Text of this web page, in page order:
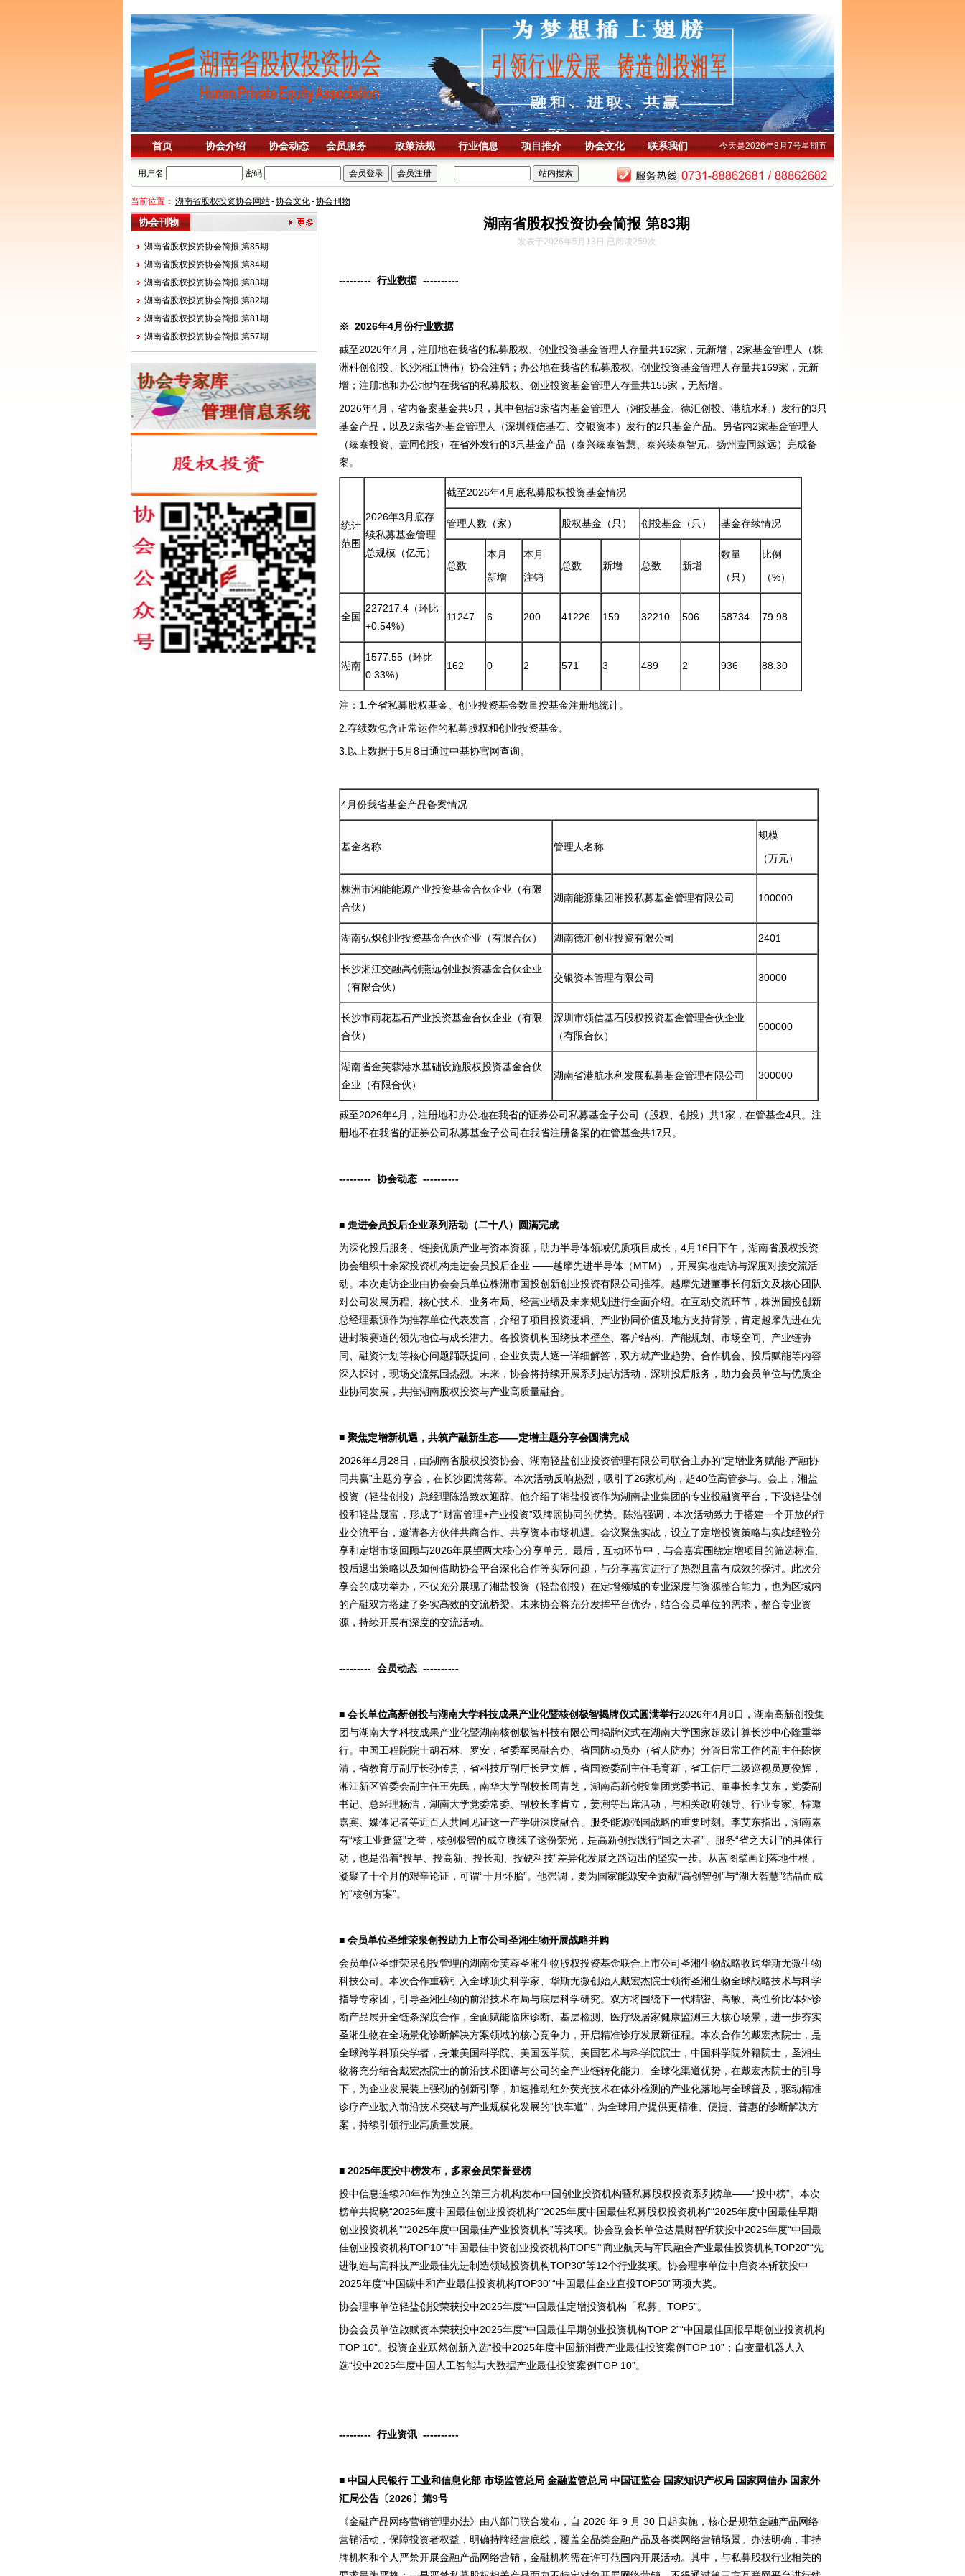
首页 协会介绍 协会动态 会员服务 政策法规 行业信息 项目推介 协会文化 联系我们 今天是2026年8月7号星期五
用户名 密码
当前位置： 湖南省股权投资协会网站-协会文化-协会刊物
协会刊物
湖南省股权投资协会简报 第85期
湖南省股权投资协会简报 第84期
湖南省股权投资协会简报 第83期
湖南省股权投资协会简报 第82期
湖南省股权投资协会简报 第81期
湖南省股权投资协会简报 第57期
湖南省股权投资协会简报 第83期
发表于2026年5月13日 已阅读259次
--------- 行业数据----------
※ 2026年4月份行业数据
截至2026年4月，注册地在我省的私募股权、创业投资基金管理人存量共162家，无新增，2家基金管理人（株
洲科创创投、长沙湘江博伟）协会注销；办公地在我省的私募股权、创业投资基金管理人存量共169家，无新
增；注册地和办公地均在我省的私募股权、创业投资基金管理人存量共155家，无新增。
2026年4月，省内备案基金共5只，其中包括3家省内基金管理人（湘投基金、德汇创投、港航水利）发行的3只
基金产品，以及2家省外基金管理人（深圳领信基石、交银资本）发行的2只基金产品。另省内2家基金管理人
（臻泰投资、壹同创投）在省外发行的3只基金产品（泰兴臻泰智慧、泰兴臻泰智元、扬州壹同致远）完成备
案。
统计
范围
2026年3月底存
续私募基金管理
总规模（亿元）
截至2026年4月底私募股权投资基金情况
管理人数（家） 股权基金（只） 创投基金（只） 基金存续情况
总数
本月
新增
本月
注销
总数 新增 总数 新增
数量
（只）
比例
（%）
全国
227217.4（环比
+0.54%）
11247 6 200 41226 159 32210 506 58734 79.98
湖南
1577.55（环比
0.33%）
162 0 2 571 3 489 2 936 88.30
注：1.全省私募股权基金、创业投资基金数量按基金注册地统计。
2.存续数包含正常运作的私募股权和创业投资基金。
3.以上数据于5月8日通过中基协官网查询。
4月份我省基金产品备案情况
基金名称 管理人名称
规模
（万元）
株洲市湘能能源产业投资基金合伙企业（有限
合伙）
湖南能源集团湘投私募基金管理有限公司 100000
湖南弘炽创业投资基金合伙企业（有限合伙） 湖南德汇创业投资有限公司 2401
长沙湘江交融高创燕远创业投资基金合伙企业
（有限合伙）
交银资本管理有限公司 30000
长沙市雨花基石产业投资基金合伙企业（有限
合伙）
深圳市领信基石股权投资基金管理合伙企业
（有限合伙）
500000
湖南省金芙蓉港水基础设施股权投资基金合伙
企业（有限合伙）
湖南省港航水利发展私募基金管理有限公司 300000
截至2026年4月，注册地和办公地在我省的证券公司私募基金子公司（股权、创投）共1家，在管基金4只。注
册地不在我省的证券公司私募基金子公司在我省注册备案的在管基金共17只。
--------- 协会动态 ----------
■ 走进会员投后企业系列活动（二十八）
圆满完成
为深化投后服务、链接优质产业与资本资源，助力半导体领域优质项目成长，4月16日下午，湖南省股权投资
协会组织十余家投资机构走进会员投后企业 ——越摩先进半导体（MTM），开展实地走访与深度对接交流活
动。本次走访企业由协会会员单位株洲市国投创新创业投资有限公司推荐。越摩先进董事长何新文及核心团队
对公司发展历程、核心技术、业务布局、经营业绩及未来规划进行全面介绍。在互动交流环节，株洲国投创新
总经理綦源作为推荐单位代表发言，介绍了项目投资逻辑、产业协同价值及地方支持背景，肯定越摩先进在先
进封装赛道的领先地位与成长潜力。各投资机构围绕技术壁垒、客户结构、产能规划、市场空间、产业链协
同、融资计划等核心问题踊跃提问，企业负责人逐一详细解答，双方就产业趋势、合作机会、投后赋能等内容
深入探讨，现场交流氛围热烈。未来，协会将持续开展系列走访活动，深耕投后服务，助力会员单位与优质企
业协同发展，共推湖南股权投资与产业高质量融合。
■ 聚焦定增新机遇，共筑产融新生态——定增主题分享会圆满完成
2026年4月28日，由湖南省股权投资协会、湖南轻盐创业投资管理有限公司联合主办的“定增业务赋能·产融协
同共赢”主题分享会，在长沙圆满落幕。本次活动反响热烈，吸引了26家机构，超40位高管参与。会上，湘盐
投资（轻盐创投）总经理陈浩致欢迎辞。他介绍了湘盐投资作为湖南盐业集团的专业投融资平台，下设轻盐创
投和轻盐晟富，形成了“财富管理+产业投资”双牌照协同的优势。陈浩强调，本次活动致力于搭建一个开放的行
业交流平台，邀请各方伙伴共商合作、共享资本市场机遇。会议聚焦实战，设立了定增投资策略与实战经验分
享和定增市场回顾与2026年展望两大核心分享单元。最后，互动环节中，与会嘉宾围绕定增项目的筛选标准、
投后退出策略以及如何借助协会平台深化合作等实际问题，与分享嘉宾进行了热烈且富有成效的探讨。此次分
享会的成功举办，不仅充分展现了湘盐投资（轻盐创投）在定增领域的专业深度与资源整合能力，也为区域内
的产融双方搭建了务实高效的交流桥梁。未来协会将充分发挥平台优势，结合会员单位的需求，整合专业资
源，持续开展有深度的交流活动。
--------- 会员动态 ----------
■ 会长单位高新创投与湖南大学科技成果产业化暨核创极智揭牌仪式圆满举行2026年4月8日，湖南高新创投集
团与湖南大学科技成果产业化暨湖南核创极智科技有限公司揭牌仪式在湖南大学国家超级计算长沙中心隆重举
行。中国工程院院士胡石林、罗安，省委军民融合办、省国防动员办（省人防办）分管日常工作的副主任陈恢
清，省教育厅副厅长孙传贵，省科技厅副厅长尹文辉，省国资委副主任毛育新，省工信厅二级巡视员夏俊辉，
湘江新区管委会副主任王先民，南华大学副校长周青芝，湖南高新创投集团党委书记、董事长李艾东，党委副
书记、总经理杨洁，湖南大学党委常委、副校长李肯立，姜潮等出席活动，与相关政府领导、行业专家、特邀
嘉宾、媒体记者等近百人共同见证这一产学研深度融合、服务能源强国战略的重要时刻。李艾东指出，湖南素
有“核工业摇篮”之誉，核创极智的成立赓续了这份荣光，是高新创投践行“国之大者”、服务“省之大计”的具体行
动，也是沿着“投早、投高新、投长期、投硬科技”差异化发展之路迈出的坚实一步。从蓝图擘画到落地生根，
凝聚了十个月的艰辛论证，可谓“十月怀胎”。他强调，要为国家能源安全贡献“高创智创”与“湖大智慧”结晶而成
的“核创方案”。
■ 会员单位圣维荣泉创投助力上市公司圣湘生物开展战略并购
会员单位圣维荣泉创投管理的湖南金芙蓉圣湘生物股权投资基金联合上市公司圣湘生物战略收购华斯无微生物
科技公司。本次合作重磅引入全球顶尖科学家、华斯无微创始人戴宏杰院士领衔圣湘生物全球战略技术与科学
指导专家团，引导圣湘生物的前沿技术布局与底层科学研究。双方将围绕下一代精密、高敏、高性价比体外诊
断产品展开全链条深度合作，全面赋能临床诊断、基层检测、医疗级居家健康监测三大核心场景，进一步夯实
圣湘生物在全场景化诊断解决方案领域的核心竞争力，开启精准诊疗发展新征程。本次合作的戴宏杰院士，是
全球跨学科顶尖学者，身兼美国科学院、美国医学院、美国艺术与科学院院士，中国科学院外籍院士，圣湘生
物将充分结合戴宏杰院士的前沿技术图谱与公司的全产业链转化能力、全球化渠道优势，在戴宏杰院士的引导
下，为企业发展装上强劲的创新引擎，加速推动红外荧光技术在体外检测的产业化落地与全球普及，驱动精准
诊疗产业驶入前沿技术突破与产业规模化发展的“快车道”，为全球用户提供更精准、便捷、普惠的诊断解决方
案，持续引领行业高质量发展。
■ 2025年度投中榜发布，多家会员荣誉登榜
投中信息连续20年作为独立的第三方机构发布中国创业投资机构暨私募股权投资系列榜单——“投中榜”。本次
榜单共揭晓“2025年度中国最佳创业投资机构”“2025年度中国最佳私募股权投资机构”“2025年度中国最佳早期
创业投资机构”“2025年度中国最佳产业投资机构”等奖项。协会副会长单位达晨财智斩获投中2025年度“中国最
佳创业投资机构TOP10”“中国最佳中资创业投资机构TOP5”“商业航天与军民融合产业最佳投资机构TOP20”“先
进制造与高科技产业最佳先进制造领域投资机构TOP30”等12个行业奖项。协会理事单位中启资本斩获投中
2025年度“中国碳中和产业最佳投资机构TOP30”“中国最佳企业直投TOP50”两项大奖。
协会理事单位轻盐创投荣获投中2025年度“中国最佳定增投资机构「私募」TOP5”。
协会会员单位啟赋资本荣获投中2025年度“中国最佳早期创业投资机构TOP 2”“中国最佳回报早期创业投资机构
TOP 10”。投资企业跃然创新入选“投中2025年度中国新消费产业最佳投资案例TOP 10”；自变量机器人入
选“投中2025年度中国人工智能与大数据产业最佳投资案例TOP 10”。
--------- 行业资讯 ----------
■ 中国人民银行 工业和信息化部 市场监管总局 金融监管总局 中国证监会 国家知识产权局 国家网信办 国家外
汇局公告〔2026〕第9号
《金融产品网络营销管理办法》由八部门联合发布，自 2026 年 9 月 30 日起实施，核心是规范金融产品网络
营销活动，保障投资者权益，明确持牌经营底线，覆盖全品类金融产品及各类网络营销场景。办法明确，非持
牌机构和个人严禁开展金融产品网络营销，金融机构需在许可范围内开展活动。其中，与私募股权行业相关的